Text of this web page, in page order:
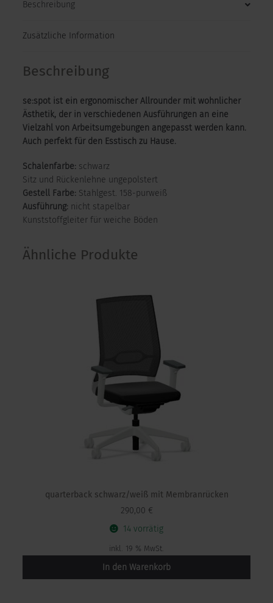
Beschreibung
Zusätzliche Information
Beschreibung
se:spot ist ein ergonomischer Allrounder mit wohnlicher
Ästhetik, der in verschiedenen Ausführungen an eine
Vielzahl von Arbeitsumgebungen angepasst werden kann.
Auch perfekt für den Esstisch zu Hause.
Schalenfarbe: schwarz
Sitz und Rückenlehne ungepolstert
Gestell Farbe: Stahlgest. 158-purweiß
Ausführung: nicht stapelbar
Kunststoffgleiter für weiche Böden
Ähnliche Produkte
quarterback schwarz/weiß mit Membranrücken
290,00 €
14 vorrätig
inkl. 19 % MwSt.
In den Warenkorb